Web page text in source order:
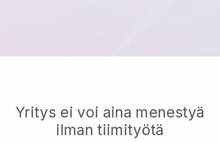
Yritys ei voi aina menestyä
ilman tiimityötä